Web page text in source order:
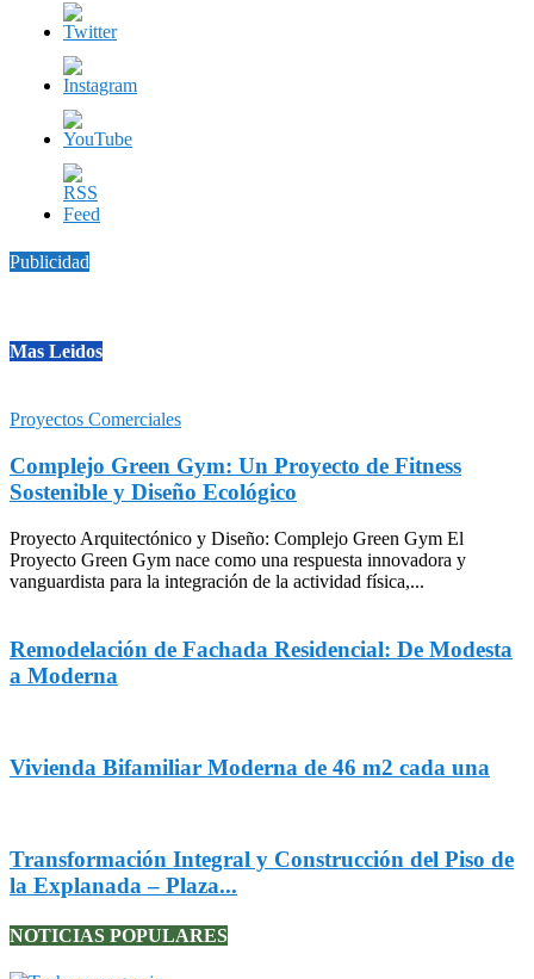
Publicidad
Mas Leidos
Proyectos Comerciales
Complejo Green Gym: Un Proyecto de Fitness
Sostenible y Diseño Ecológico
Proyecto Arquitectónico y Diseño: Complejo Green Gym El
Proyecto Green Gym nace como una respuesta innovadora y
vanguardista para la integración de la actividad física,...
Remodelación de Fachada Residencial: De Modesta
a Moderna
Vivienda Bifamiliar Moderna de 46 m2 cada una
Transformación Integral y Construcción del Piso de
la Explanada – Plaza...
NOTICIAS POPULARES